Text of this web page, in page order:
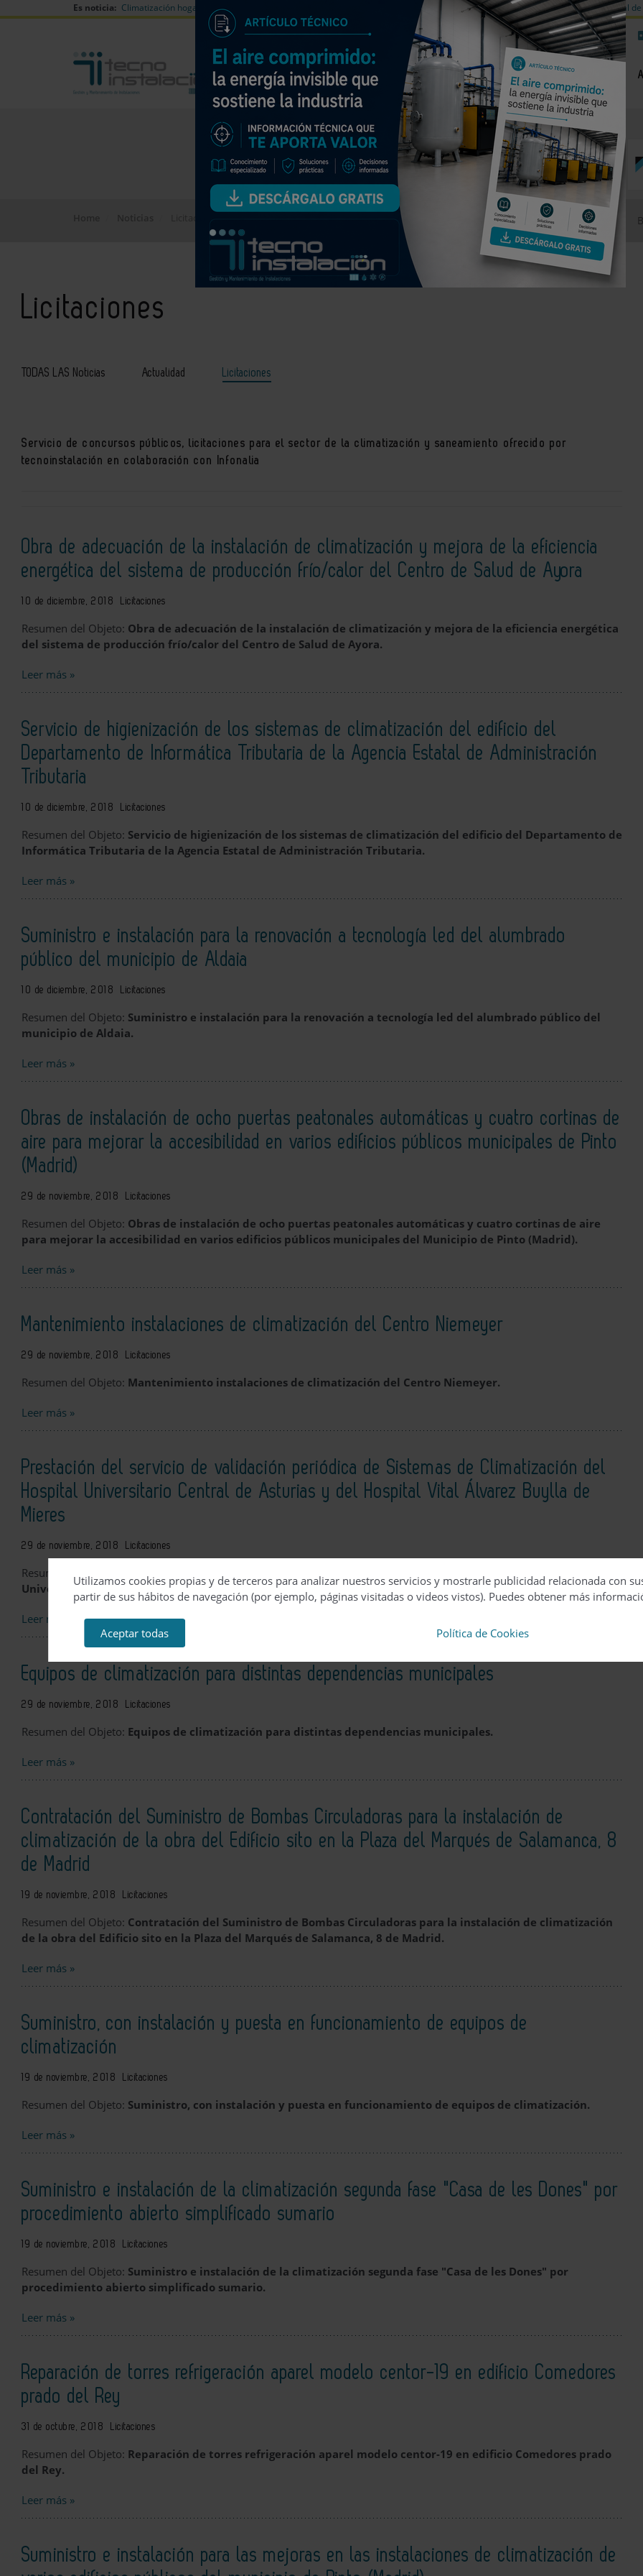
Es noticia: Climatización hogares verano Válvulas de equilibrado para sistemas calefacción Día mundial
NOTICIAS PRODUCTOS
EMPRESAS PREMIUM
Licitaciones
TODAS LAS Noticias Actualidad Licitaciones
Servicio de concursos públicos, licitaciones para el sector de la climatización y saneamiento ofrecido por
tecnoinstalación en colaboración con Infonalia
Obra de adecuación de la instalación de climatización y mejora de la eficiencia
energética del sistema de producción frío/calor del Centro de Salud de Ayora
10 de diciembre, 2018 Licitaciones
Resumen del Objeto: Obra de adecuación de la instalación de climatización y mejora de la eficiencia energética
del sistema de producción frío/calor del Centro de Salud de Ayora.
Leer más »
Servicio de higienización de los sistemas de climatización del edificio del
Departamento de Informática Tributaria de la Agencia Estatal de Administración
Tributaria
10 de diciembre, 2018 Licitaciones
Resumen del Objeto: Servicio de higienización de los sistemas de climatización del edificio del Departamento de
Informática Tributaria de la Agencia Estatal de Administración Tributaria.
Leer más »
Suministro e instalación para la renovación a tecnología led del alumbrado
público del municipio de Aldaia
10 de diciembre, 2018 Licitaciones
Resumen del Objeto: Suministro e instalación para la renovación a tecnología led del alumbrado público del
municipio de Aldaia.
Leer más »
Obras de instalación de ocho puertas peatonales automáticas y cuatro cortinas de
aire para mejorar la accesibilidad en varios edificios públicos municipales de Pinto
(Madrid)
29 de noviembre, 2018 Licitaciones
Resumen del Objeto: Obras de instalación de ocho puertas peatonales automáticas y cuatro cortinas de aire
para mejorar la accesibilidad en varios edificios públicos municipales del Municipio de Pinto (Madrid).
Leer más »
Mantenimiento instalaciones de climatización del Centro Niemeyer
29 de noviembre, 2018 Licitaciones
Resumen del Objeto: Mantenimiento instalaciones de climatización del Centro Niemeyer.
Leer más »
Prestación del servicio de validación periódica de Sistemas de Climatización del
Hospital Universitario Central de Asturias y del Hospital Vital Álvarez Buylla de
Mieres
29 de noviembre, 2018 Licitaciones
Resumen del Objeto:
Prestación del servicio de validación periódica de Sistemas de Climatización del Hospital
Universitario Central de Asturias y del Hospital Vital Álvarez Buylla de Mieres.
Leer más »
Equipos de climatización para distintas dependencias municipales
29 de noviembre, 2018 Licitaciones
Resumen del Objeto: Equipos de climatización para distintas dependencias municipales.
Leer más »
Contratación del Suministro de Bombas Circuladoras para la instalación de
climatización de la obra del Edificio sito en la Plaza del Marqués de Salamanca, 8
de Madrid
19 de noviembre, 2018 Licitaciones
Resumen del Objeto: Contratación del Suministro de Bombas Circuladoras para la instalación de climatización
de la obra del Edificio sito en la Plaza del Marqués de Salamanca, 8 de Madrid.
Leer más »
Suministro, con instalación y puesta en funcionamiento de equipos de
climatización
19 de noviembre, 2018 Licitaciones
Resumen del Objeto: Suministro, con instalación y puesta en funcionamiento de equipos de climatización.
Leer más »
Suministro e instalación de la climatización segunda fase "Casa de les Dones" por
procedimiento abierto simplificado sumario
19 de noviembre, 2018 Licitaciones
Resumen del Objeto: Suministro e instalación de la climatización segunda fase "Casa de les Dones" por
procedimiento abierto simplificado sumario.
Leer más »
Reparación de torres refrigeración aparel modelo centor-19 en edificio Comedores
prado del Rey
31 de octubre, 2018 Licitaciones
Resumen del Objeto: Reparación de torres refrigeración aparel modelo centor-19 en edificio Comedores prado
del Rey.
Leer más »
Suministro e instalación para las mejoras en las instalaciones de climatización de
Utilizamos cookies propias y de terceros para analizar nuestros servicios y mostrarle publicidad relacionada con
partir de sus hábitos de navegación (por ejemplo, páginas visitadas o videos vistos). Puedes obtener más
Aceptar todas Política de Cookies